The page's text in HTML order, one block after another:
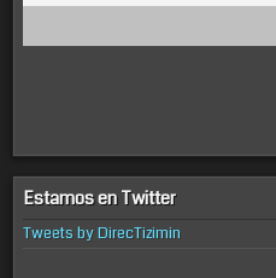
Estamos en Twitter
Tweets by DirecTizimin